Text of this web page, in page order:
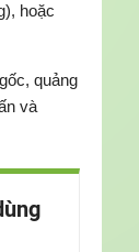
hoặc
quảng
và